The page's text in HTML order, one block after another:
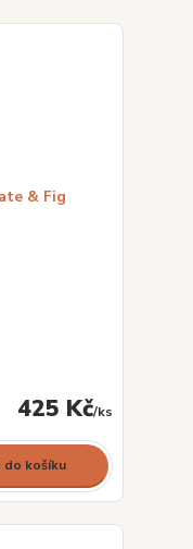
425 Kč/ks
do košíku